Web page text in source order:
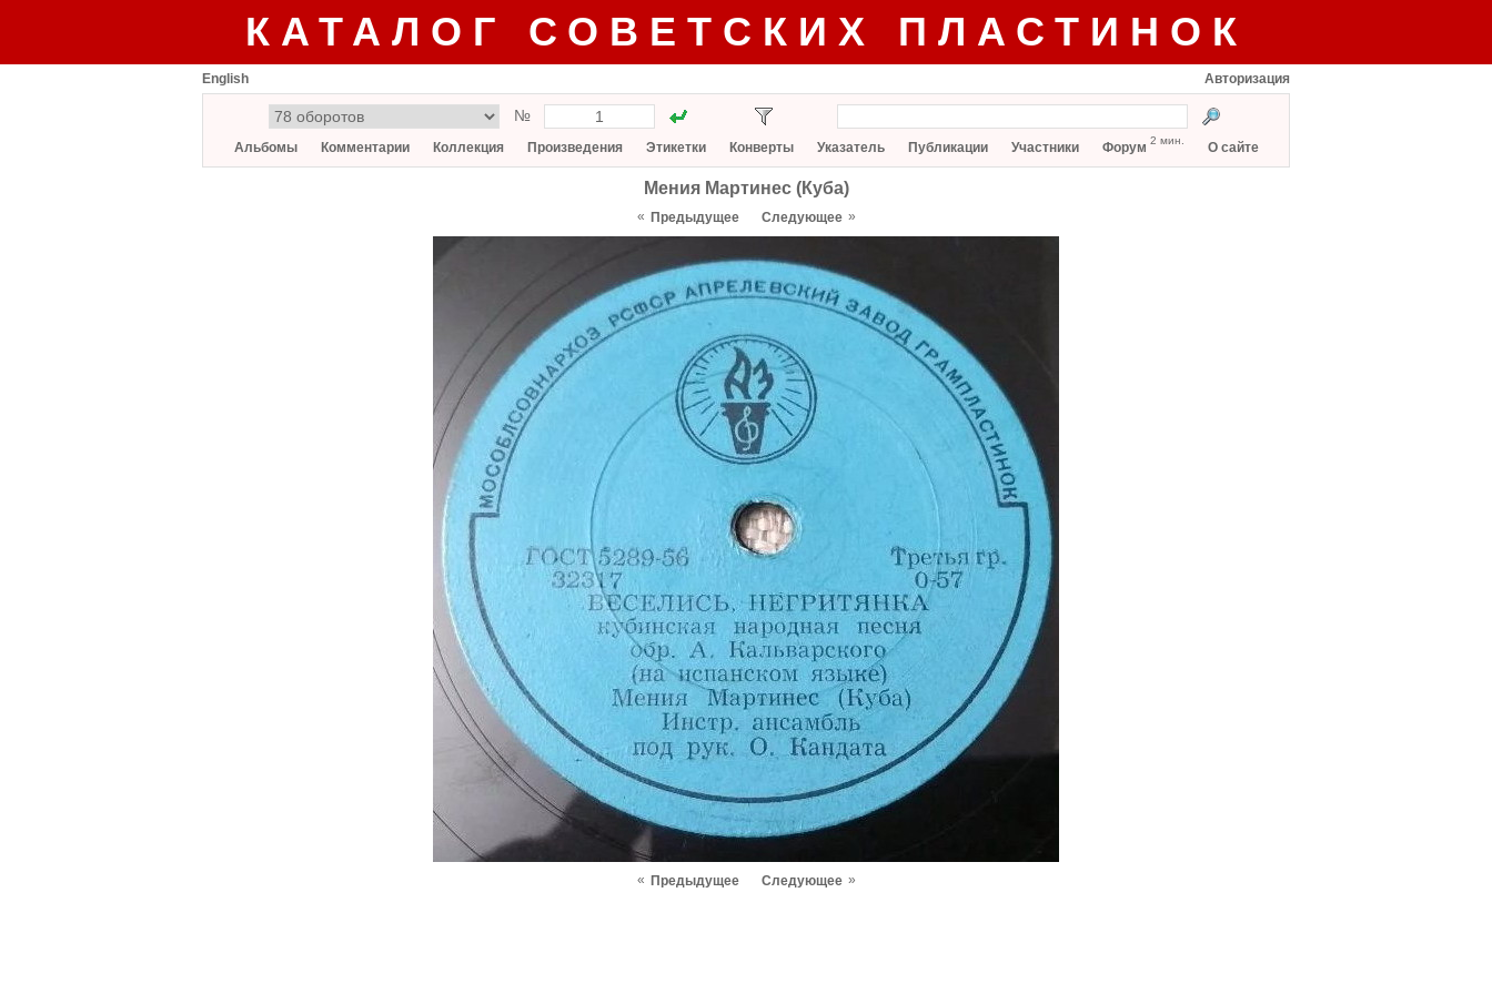
КАТАЛОГ СОВЕТСКИХ ПЛАСТИНОК
English Авторизация
№
Альбомы Комментарии Коллекция Произведения Этикетки Конверты Указатель Публикации Участники Форум 2 мин. О сайте
Мения Мартинес (Куба)
« Предыдущее Следующее »
« Предыдущее Следующее »